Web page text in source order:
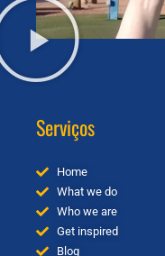
Serviços
Home
What we do
Who we are
Get inspired
Blog